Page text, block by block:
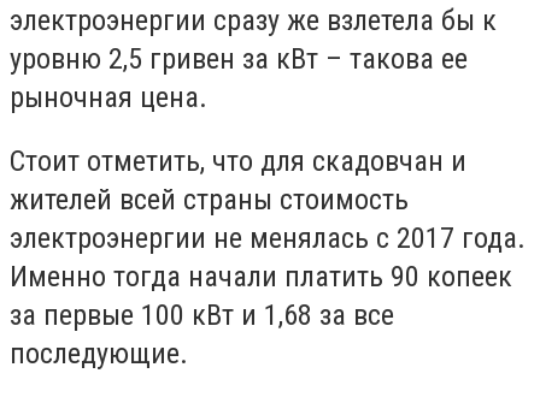
электроэнергии сразу же взлетела бы к
уровню 2,5 гривен за кВт – такова ее
рыночная цена.
Стоит отметить, что для скадовчан и
жителей всей страны стоимость
электроэнергии не менялась с 2017 года.
Именно тогда начали платить 90 копеек
за первые 100 кВт и 1,68 за все
последующие.